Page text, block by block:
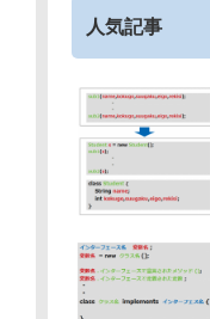
人気記事